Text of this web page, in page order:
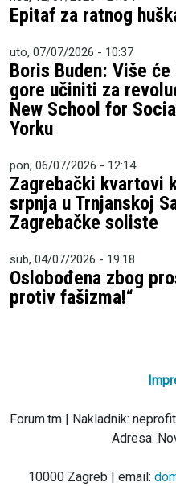
Epitaf za ratnog
uto, 07/07/2026 - 10:37
Boris Buden: Više
gore učiniti za
New School for
Yorku
pon, 06/07/2026 - 12:14
Zagrebački kvartovi
srpnja u Trnjanskoj
Zagrebačke soliste
sub, 04/07/2026 - 19:18
Oslobođena zbog
protiv fašizma!“
Forum.tm | Nakladnik:
Adresa:
10000 Zagreb | email: